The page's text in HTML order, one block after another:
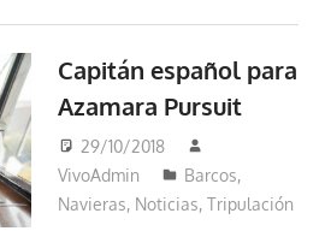
Capitán español para
Azamara Pursuit
29/10/2018
VivoAdmin
Barcos,
Navieras, Noticias,Tripulación